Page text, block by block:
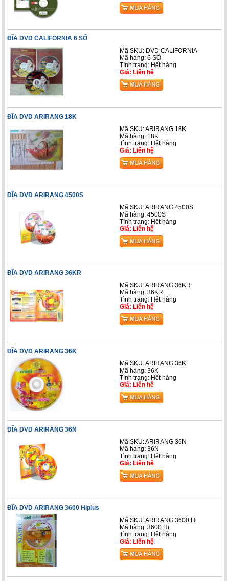
ĐĨA DVD CALIFORNIA 6 SỐ
Mã SKU: DVD CALIFORNIA
Mã hàng: 6 SỐ
Tình trạng: Hết hàng
Giá: Liên hệ
ĐĨA DVD ARIRANG 18K
Mã SKU: ARIRANG 18K
Mã hàng: 18K
Tình trạng: Hết hàng
Giá: Liên hệ
ĐĨA DVD ARIRANG 4500S
Mã SKU: ARIRANG 4500S
Mã hàng: 4500S
Tình trạng: Hết hàng
Giá: Liên hệ
ĐĨA DVD ARIRANG 36KR
Mã SKU: ARIRANG 36KR
Mã hàng: 36KR
Tình trạng: Hết hàng
Giá: Liên hệ
ĐĨA DVD ARIRANG 36K
Mã SKU: ARIRANG 36K
Mã hàng: 36K
Tình trạng: Hết hàng
Giá: Liên hệ
ĐĨA DVD ARIRANG 36N
Mã SKU: ARIRANG 36N
Mã hàng: 36N
Tình trạng: Hết hàng
Giá: Liên hệ
ĐĨA DVD ARIRANG 3600 Hiplus
Mã SKU: ARIRANG 3600 Hi
Mã hàng: 3600 Hi
Tình trạng: Hết hàng
Giá: Liên hệ